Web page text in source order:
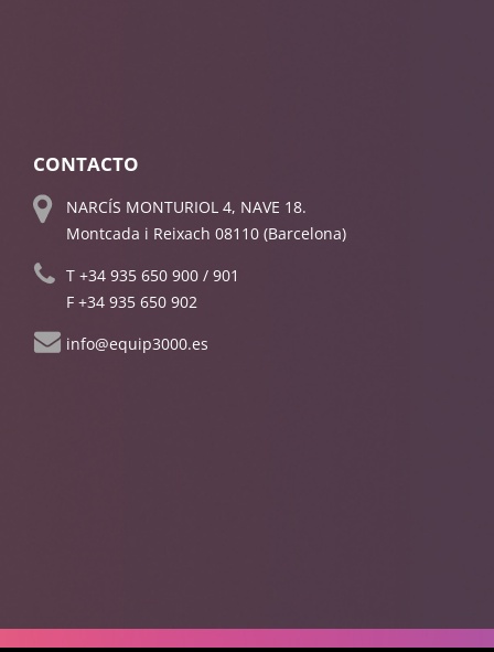
CONTACTO
NARCÍS MONTURIOL 4, NAVE 18.
Montcada i Reixach 08110 (Barcelona)
T +34 935 650 900 / 901
F +34 935 650 902
info@equip3000.es